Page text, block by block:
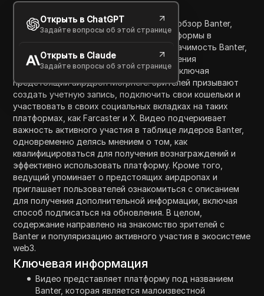
Введение в содержание
Открыть в ChatGPT
Задайте вопросы об этой странице
Открыть в Claude
Задайте вопросы об этой странице
В этом видео ведущий предоставляет обзор Banter,
менее известной информационной платформы в
пространстве web3. Они обсуждают значимость Banter,
подчеркивая его потенциал для вовлечения
пользователей и участия в кампаниях, включая
предстоящий аирдроп Morphere. Зрителей призывают
создать учетную запись, подключить свои кошельки и
участвовать в своих социальных вкладках на таких
платформах, как Farcaster и X. Видео подчеркивает
важность активного участия в таблице лидеров Banter,
одновременно делясь мнением о том, как
квалифицироваться для получения вознаграждений и
эффективно использовать платформу. Кроме того,
ведущий упоминает о предстоящих аирдропах и
приглашает пользователей ознакомиться с описанием
для получения дополнительной информации, включая
способ подписаться на обновления. В целом,
содержание направлено на знакомство зрителей с
Banter и популяризацию активного участия в экосистеме
web3.
Ключевая информация
Видео представляет платформу под названием
Banter, которая является малоизвестной